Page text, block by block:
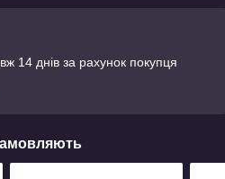
14 днів за рахунок покупця